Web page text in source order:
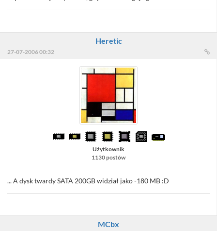
Heretic
27-07-2006 00:32
Użytkownik
1130 postów
... A dysk twardy SATA 200GB widział jako -180 MB :D
MCbx